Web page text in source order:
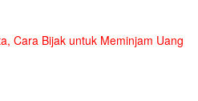
Cara Bijak untuk Meminjam Uang